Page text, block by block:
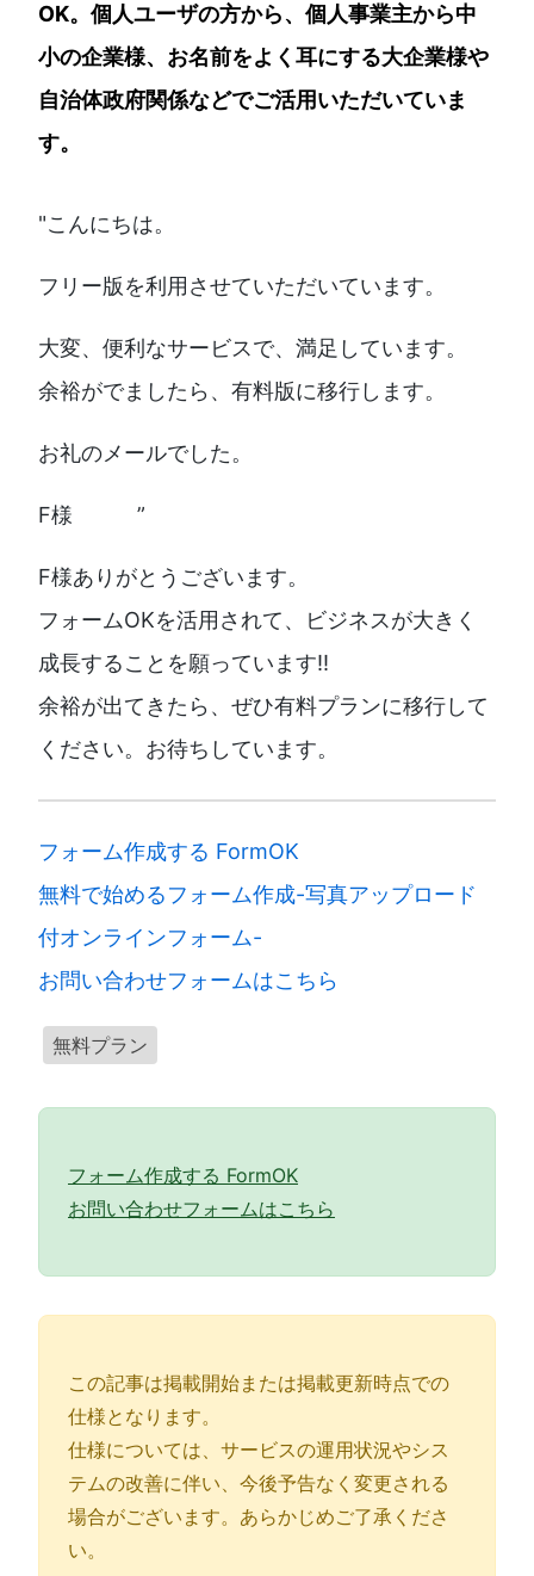
OK。個人ユーザの方から、個人事業主から中
小の企業様、お名前をよく耳にする大企業様や
自治体政府関係などでご活用いただいていま
す。
"こんにちは。
フリー版を利用させていただいています。
大変、便利なサービスで、満足しています。
余裕がでましたら、有料版に移行します。
お礼のメールでした。
F様 ”
F様ありがとうございます。
フォームOKを活用されて、ビジネスが大きく
成長することを願っています!!
余裕が出てきたら、ぜひ有料プランに移行して
ください。お待ちしています。
フォーム作成する FormOK
無料で始めるフォーム作成-写真アップロード
付オンラインフォーム-
お問い合わせフォームはこちら
無料プラン
フォーム作成する FormOK
お問い合わせフォームはこちら
この記事は掲載開始または掲載更新時点での
仕様となります。
仕様については、サービスの運用状況やシス
テムの改善に伴い、今後予告なく変更される
場合がございます。あらかじめご了承くださ
い。